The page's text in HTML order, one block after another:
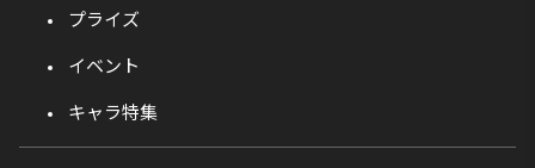
プライズ
イベント
キャラ特集